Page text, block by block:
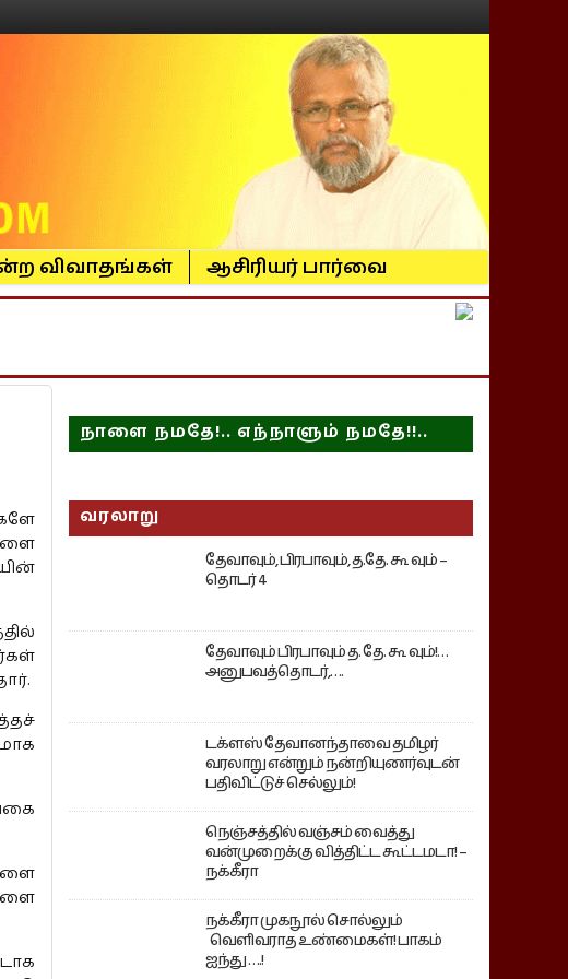
விவாதங்கள் ஆசிரியர் பார்வை
நாளை நமதே!.. எந்நாளும் நமதே!!..
வரலாறு
தேவாவும், பிரபாவும், த.தே. கூ வும் –
தொடர் 4
தேவாவும் பிரபாவும் த. தே. கூ வும்!…
அனுபவத்தொடர்,….
டக்ளஸ் தேவானந்தாவை தமிழர்
வரலாறு என்றும் நன்றியுணர்வுடன்
பதிவிட்டுச் செல்லும்!
நெஞ்சத்தில் வஞ்சம் வைத்து
வன்முறைக்கு வித்திட்ட கூட்டமடா! –
நக்கீரா
நக்கீரா முகநூல் சொல்லும்
வெளிவராத உண்மைகள்! பாகம்
ஐந்து ….!